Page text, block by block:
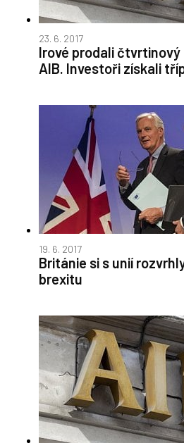
23. 6. 2017
Irové prodali
AIB. Investoři získali
19. 6. 2017
Británie si s unií
brexitu